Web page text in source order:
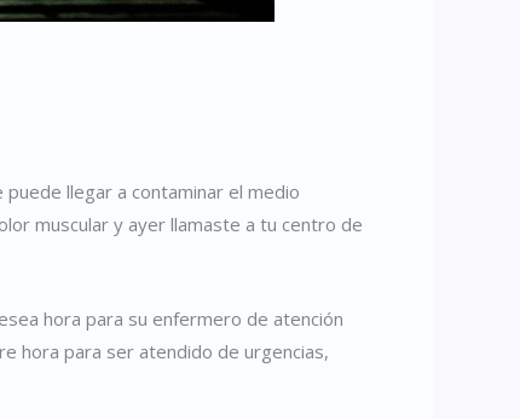
llegar a contaminar el medio
muscular y ayer llamaste a tu centro de
hora para su enfermero de atención
hora para ser atendido de urgencias,